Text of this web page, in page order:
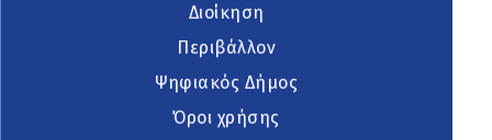
Διοίκηση
Περιβάλλον
Ψηφιακός Δήμος
Όροι χρήσης